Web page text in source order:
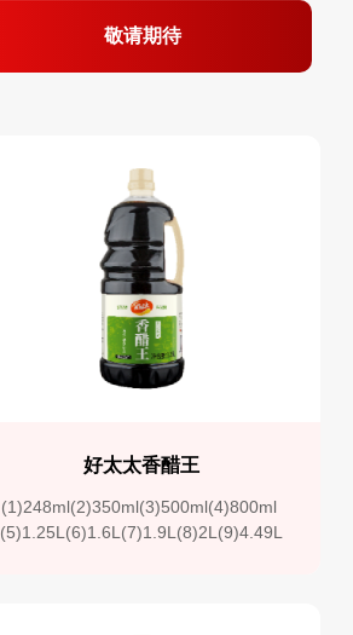
敬请期待
好太太香醋王
(1)248ml(2)350ml(3)500ml(4)800ml
(5)1.25L(6)1.6L(7)1.9L(8)2L(9)4.49L